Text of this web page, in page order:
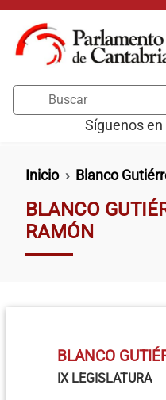
Pasar al contenido
Síguenos en
Ruta de
Inicio Blanco
BLANCO
RAMÓN
BLANCO
IX LEGISLATURA